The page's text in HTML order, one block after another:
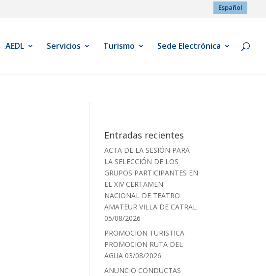
Español
AEDL Servicios Turismo Sede Electrónica
Entradas recientes
ACTA DE LA SESIÓN PARA
LA SELECCIÓN DE LOS
GRUPOS PARTICIPANTES EN
EL XIV CERTAMEN
NACIONAL DE TEATRO
AMATEUR VILLA DE CATRAL
05/08/2026
PROMOCION TURISTICA
PROMOCION RUTA DEL
AGUA 03/08/2026
ANUNCIO CONDUCTAS